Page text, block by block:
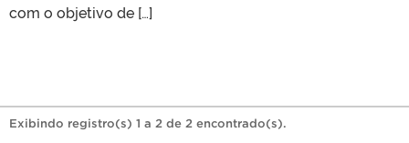
com o objetivo de […]
Exibindo registro(s) 1 a 2 de 2 encontrado(s).